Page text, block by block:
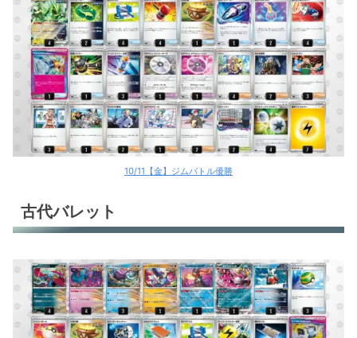
10/11【金】ジムバトル優勝
古代バレット